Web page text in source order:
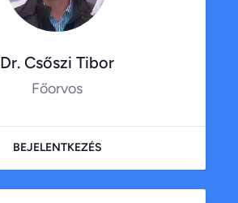
Dr. Csőszi Tibor
Főorvos
BEJELENTKEZÉS